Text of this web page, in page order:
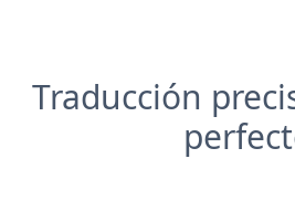
Traducción